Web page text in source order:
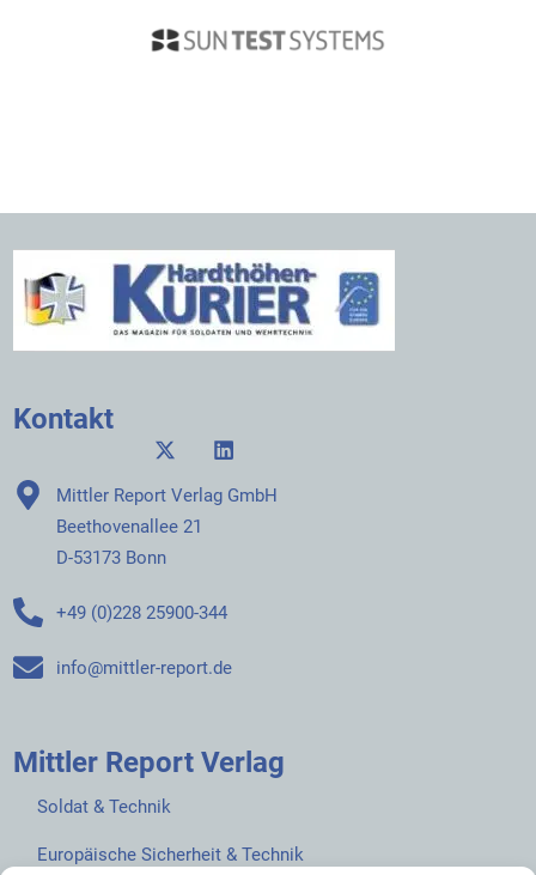
Kontakt
Mittler Report Verlag GmbH
Beethovenallee 21
D-53173 Bonn
+49 (0)228 25900-344
info@mittler-report.de
Mittler Report Verlag
Soldat & Technik
Europäische Sicherheit & Technik